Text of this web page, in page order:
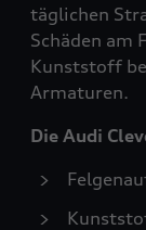
täglichen
Schäden am
Kunststoff
Armaturen.
Die Audi